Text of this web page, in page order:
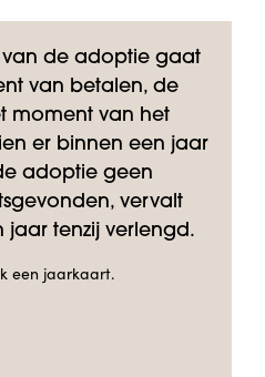
de adoptie gaat
van betalen, de
moment van het
er binnen een jaar
adoptie geen
vervalt
tenzij verlengd.
een jaarkaart.